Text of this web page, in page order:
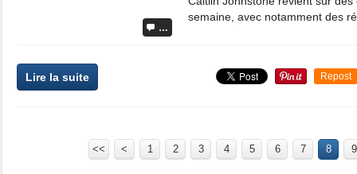
…
semaine, avec notamment des
Lire la suite Repost
<< < 1 2 3 4 5 6 7 8 9